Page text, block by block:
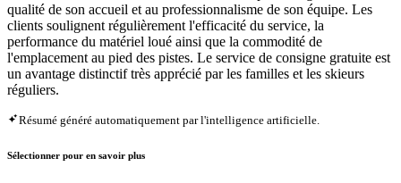
qualité de son accueil et au professionnalisme de son équipe. Les
clients soulignent régulièrement l'efficacité du service, la
performance du matériel loué ainsi que la commodité de
l'emplacement au pied des pistes. Le service de consigne gratuite est
un avantage distinctif très apprécié par les familles et les skieurs
réguliers.
Résumé généré automatiquement par l'intelligence artificielle.
Sélectionner pour en savoir plus